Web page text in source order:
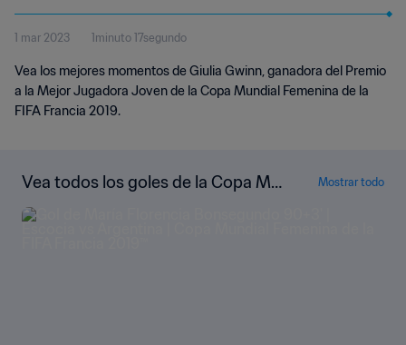
Femenina de la FIFA Francia 2019™
1 mar 2023 1minuto 17segundo
Vea los mejores momentos de Giulia Gwinn, ganadora del Premio
a la Mejor Jugadora Joven de la Copa Mundial Femenina de la
FIFA Francia 2019.
Vea todos los goles de la Copa Mu
ndial Femenina de la FIFA Francia 2
019™
Mostrar todo